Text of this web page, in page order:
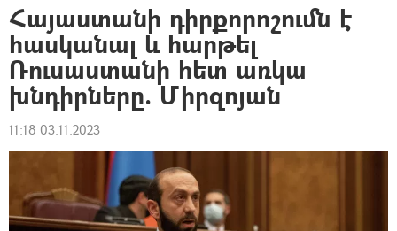
Հայաստանի դիրքորոշումն է
հասկանալ և հարթել
Ռուսաստանի հետ առկա
խնդիրները. Միրզոյան
11:18 03.11.2023